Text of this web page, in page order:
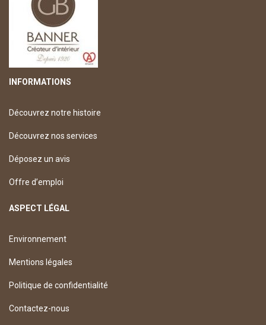
INFORMATIONS
Découvrez notre histoire
Découvrez nos services
Déposez un avis
Offre d’emploi
ASPECT LÉGAL
Environnement
Mentions légales
Politique de confidentialité
Contactez-nous